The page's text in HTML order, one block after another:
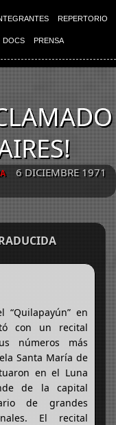
REPERTORIO
DOCS PRENSA
6 DICIEMBRE 1971
“Quilapayún” en
con un recital
números más
Santa María de
en el Luna
de la capital
de grandes
El recital